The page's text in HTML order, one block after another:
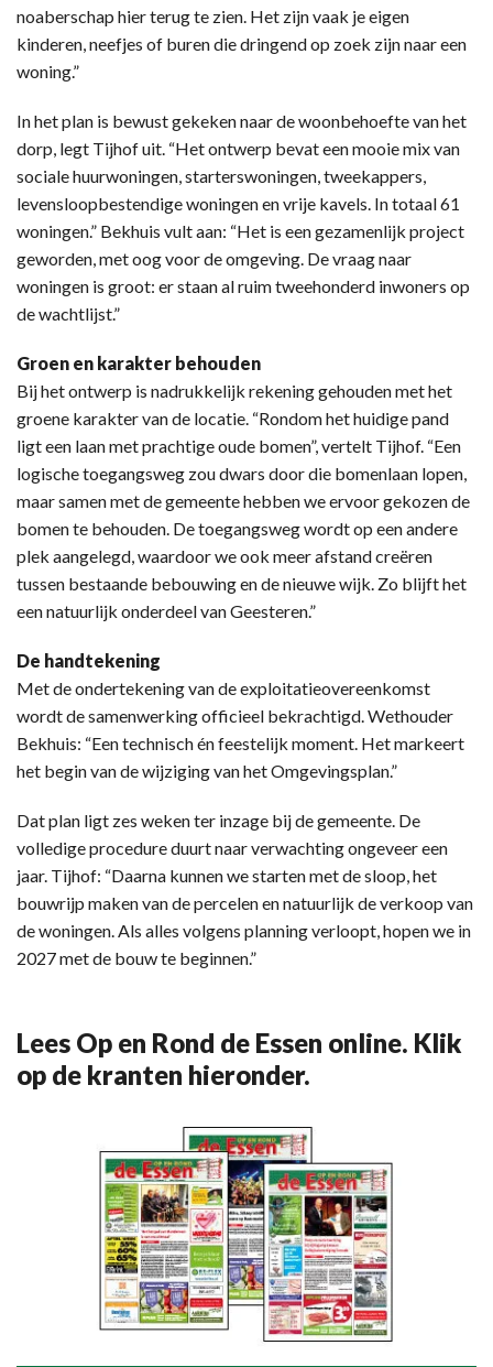
noaberschap hier terug te zien. Het zijn vaak je eigen
kinderen, neefjes of buren die dringend op zoek zijn naar een
woning.”
In het plan is bewust gekeken naar de woonbehoefte van het
dorp, legt Tijhof uit. “Het ontwerp bevat een mooie mix van
sociale huurwoningen, starterswoningen, tweekappers,
levensloopbestendige woningen en vrije kavels. In totaal 61
woningen.” Bekhuis vult aan: “Het is een gezamenlijk project
geworden, met oog voor de omgeving. De vraag naar
woningen is groot: er staan al ruim tweehonderd inwoners op
de wachtlijst.”
Groen en karakter behouden
Bij het ontwerp is nadrukkelijk rekening gehouden met het
groene karakter van de locatie. “Rondom het huidige pand
ligt een laan met prachtige oude bomen”, vertelt Tijhof. “Een
logische toegangsweg zou dwars door die bomenlaan lopen,
maar samen met de gemeente hebben we ervoor gekozen de
bomen te behouden. De toegangsweg wordt op een andere
plek aangelegd, waardoor we ook meer afstand creëren
tussen bestaande bebouwing en de nieuwe wijk. Zo blijft het
een natuurlijk onderdeel van Geesteren.”
De handtekening
Met de ondertekening van de exploitatieovereenkomst
wordt de samenwerking officieel bekrachtigd. Wethouder
Bekhuis: “Een technisch én feestelijk moment. Het markeert
het begin van de wijziging van het Omgevingsplan.”
Dat plan ligt zes weken ter inzage bij de gemeente. De
volledige procedure duurt naar verwachting ongeveer een
jaar. Tijhof: “Daarna kunnen we starten met de sloop, het
bouwrijp maken van de percelen en natuurlijk de verkoop van
de woningen. Als alles volgens planning verloopt, hopen we in
2027 met de bouw te beginnen.”
Lees Op en Rond de Essen online. Klik
op de kranten hieronder.